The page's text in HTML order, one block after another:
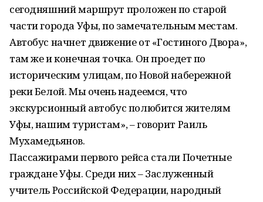
сегодняшний маршрут проложен по старой
части города Уфы, по замечательным местам.
Автобус начнет движение от «Гостиного Двора»,
там же и конечная точка. Он проедет по
историческим улицам, по Новой набережной
реки Белой. Мы очень надеемся, что
экскурсионный автобус полюбится жителям
Уфы, нашим туристам», – говорит Раиль
Мухамедьянов.
Пассажирами первого рейса стали Почетные
граждане Уфы. Среди них – Заслуженный
учитель Российской Федерации, народный